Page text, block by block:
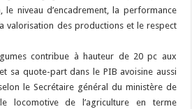
niveau d’encadrement, la performance
valorisation des productions et le respect
contribue à hauteur de 20 pc aux
sa quote-part dans le PIB avoisine aussi
le Secrétaire général du ministère de
locomotive de l’agriculture en terme